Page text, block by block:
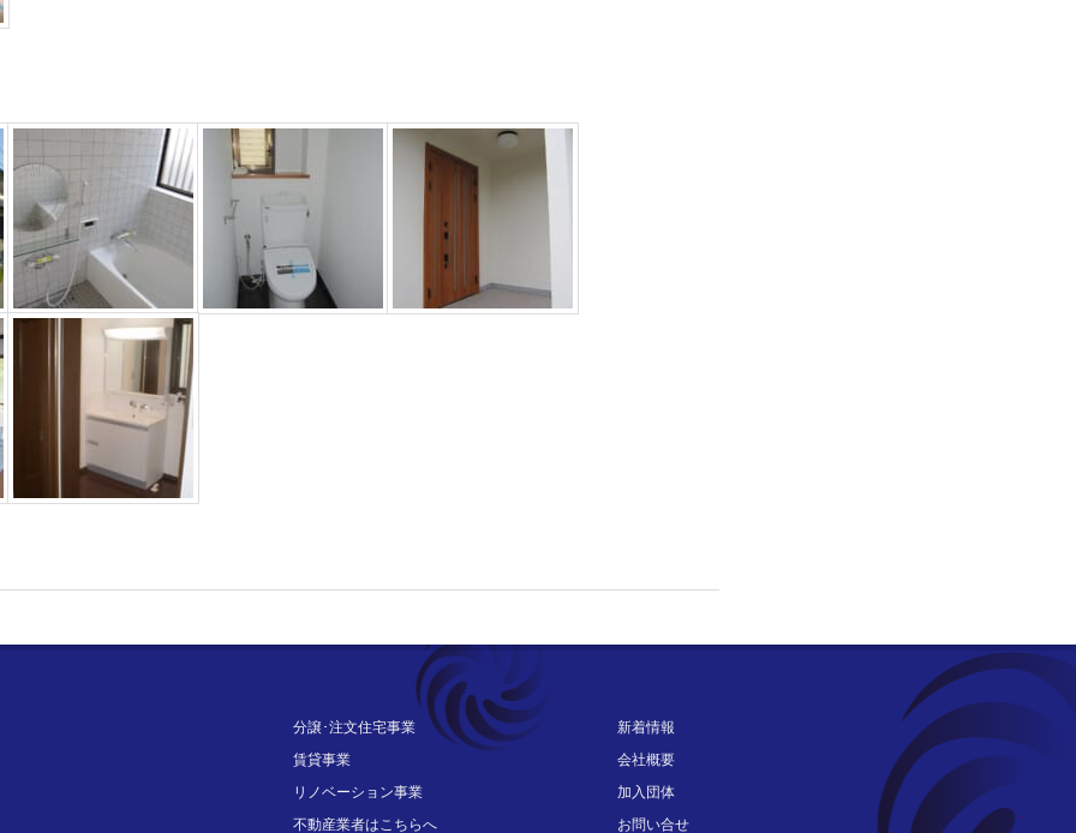
分譲･注文住宅事業
賃貸事業
リノベーション事業
不動産業者はこちらへ
新着情報
会社概要
加入団体
お問い合せ